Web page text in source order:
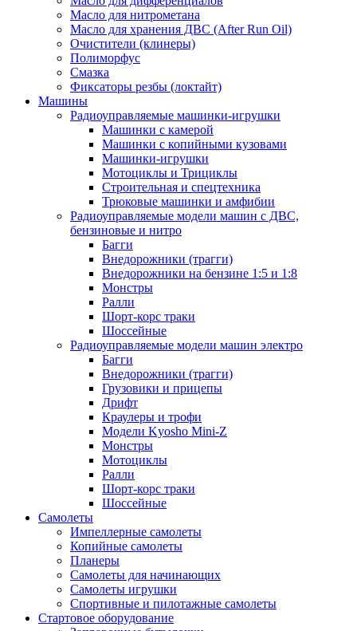
Масло для нитрометана
Масло для хранения ДВС (After Run Oil)
Очистители (клинеры)
Полиморфус
Смазка
Фиксаторы резбы (локтайт)
Машины
Радиоуправляемые машинки-игрушки
Машинки с камерой
Машинки с копийными кузовами
Машинки-игрушки
Мотоциклы и Трициклы
Строительная и спецтехника
Трюковые машинки и амфибии
Радиоуправляемые модели машин с ДВС,
бензиновые и нитро
Багги
Внедорожники (трагги)
Внедорожники на бензине 1:5 и 1:8
Монстры
Ралли
Шорт-корс траки
Шоссейные
Радиоуправляемые модели машин электро
Багги
Внедорожники (трагги)
Грузовики и прицепы
Дрифт
Краулеры и трофи
Модели Kyosho Mini-Z
Монстры
Мотоциклы
Ралли
Шорт-корс траки
Шоссейные
Самолеты
Импеллерные самолеты
Копийные самолеты
Планеры
Самолеты для начинающих
Самолеты игрушки
Спортивные и пилотажные самолеты
Стартовое оборудование